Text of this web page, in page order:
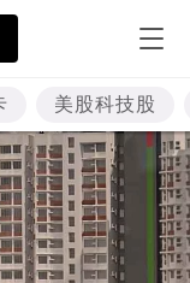
美股科技股